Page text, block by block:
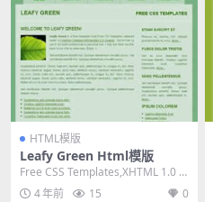
HTML模版
Leafy Green Html模版
Free CSS Templates,XHTML 1.0 St
rict,Fixe...
4 年前 15 0